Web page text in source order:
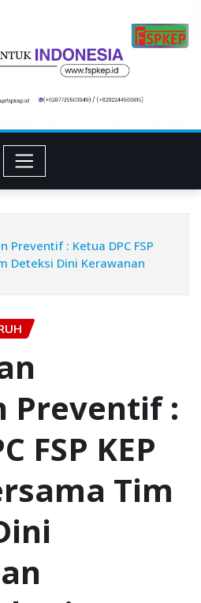
Preventif : Ketua DPC FSP
Deteksi Dini Kerawanan
Preventif :
FSP KEP
Tim